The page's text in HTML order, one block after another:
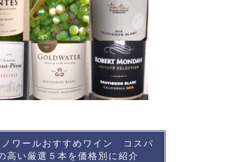
ノワールおすすめワイン コスパ
高い厳選５本を価格別に紹介